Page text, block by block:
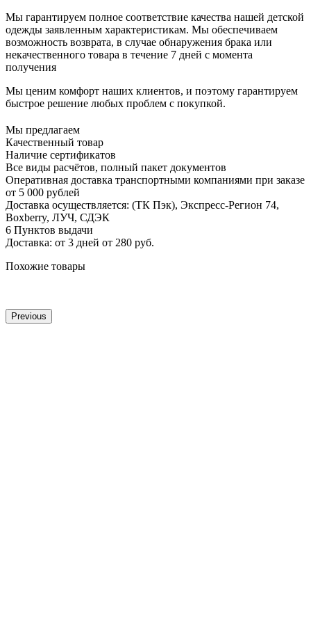
Мы гарантируем полное соответствие качества нашей детской
одежды заявленным характеристикам. Мы обеспечиваем
возможность возврата, в случае обнаружения брака или
некачественного товара в течение 7 дней с момента
получения
Мы ценим комфорт наших клиентов, и поэтому гарантируем
быстрое решение любых проблем с покупкой.
Мы предлагаем
Качественный товар
Наличие сертификатов
Все виды расчётов, полный пакет документов
Оперативная доставка транспортными компаниями при заказе
от 5 000 рублей
Доставка осуществляется: (ТК Пэк), Экспресс-Регион 74,
Boxberry, ЛУЧ, СДЭК
6 Пунктов выдачи
Доставка: от 3 дней от 280 руб.
Похожие товары
Previous